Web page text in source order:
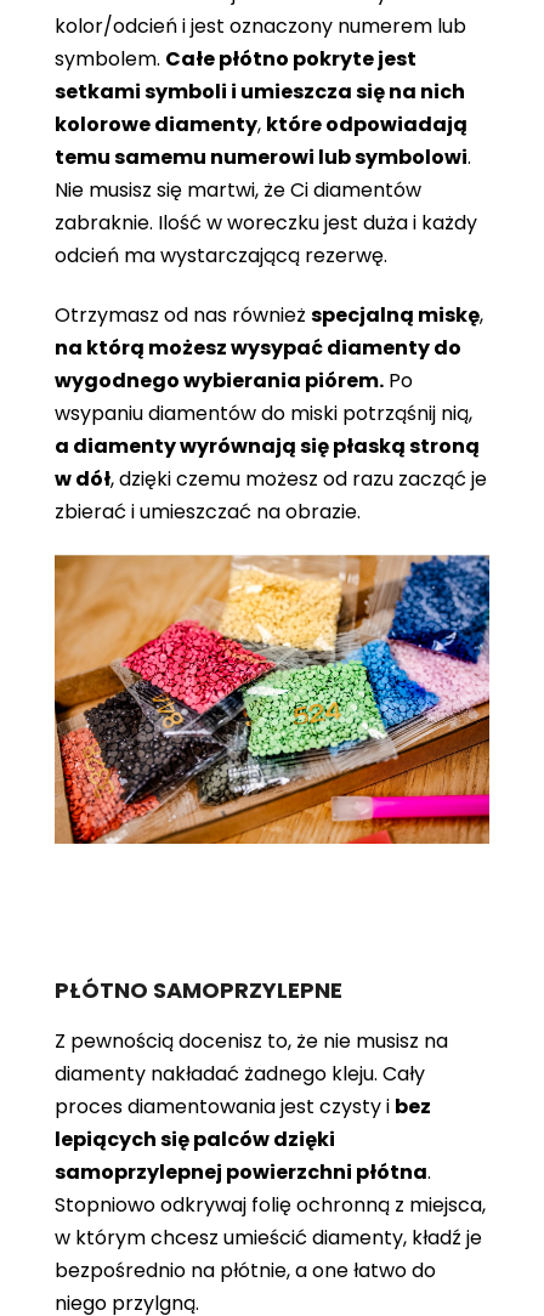
kolor/odcień i jest oznaczony numerem lub
symbolem. Całe płótno pokryte jest
setkami symboli i umieszcza się na nich
kolorowe diamenty, które odpowiadają
temu samemu numerowi lub symbolowi.
Nie musisz się martwi, że Ci diamentów
zabraknie. Ilość w woreczku jest duża i każdy
odcień ma wystarczającą rezerwę.
Otrzymasz od nas również specjalną miskę,
na którą możesz wysypać diamenty do
wygodnego wybierania piórem. Po
wsypaniu diamentów do miski potrząśnij nią,
a diamenty wyrównają się płaską stroną
w dół, dzięki czemu możesz od razu zacząć je
zbierać i umieszczać na obrazie.
PŁÓTNO SAMOPRZYLEPNE
Z pewnością docenisz to, że nie musisz na
diamenty nakładać żadnego kleju. Cały
proces diamentowania jest czysty i bez
lepiących się palców dzięki
samoprzylepnej powierzchni płótna.
Stopniowo odkrywaj folię ochronną z miejsca,
w którym chcesz umieścić diamenty, kładź je
bezpośrednio na płótnie, a one łatwo do
niego przylgną.